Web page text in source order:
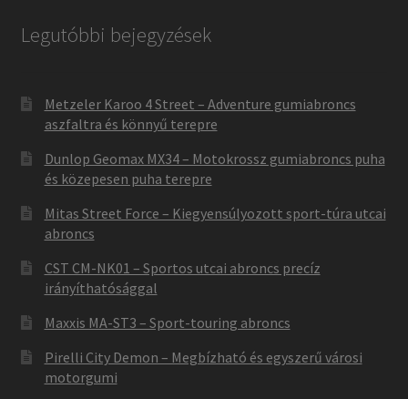
Legutóbbi bejegyzések
Metzeler Karoo 4 Street – Adventure gumiabroncs
aszfaltra és könnyű terepre
Dunlop Geomax MX34 – Motokrossz gumiabroncs puha
és közepesen puha terepre
Mitas Street Force – Kiegyensúlyozott sport-túra utcai
abroncs
CST CM-NK01 – Sportos utcai abroncs precíz
irányíthatósággal
Maxxis MA-ST3 – Sport-touring abroncs
Pirelli City Demon – Megbízható és egyszerű városi
motorgumi